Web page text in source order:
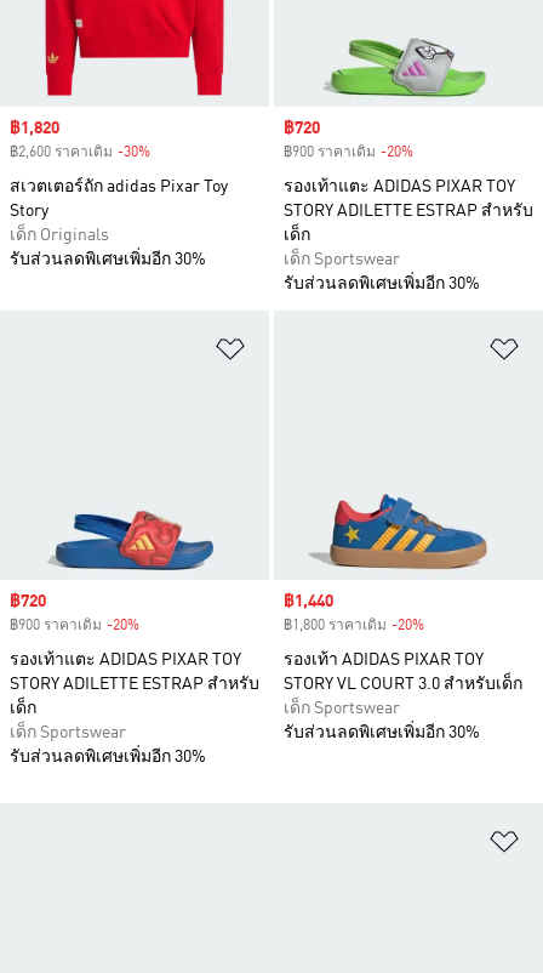
Sale price
฿1,820
฿2,600 ราคาเดิม -30%
สเวตเตอร์ถัก adidas Pixar Toy
Story
เด็ก Originals
รับส่วนลดพิเศษเพิ่มอีก 30%
Sale price
฿720
฿900 ราคาเดิม -20%
รองเท้าแตะ ADIDAS PIXAR TOY
STORY ADILETTE ESTRAP สำหรับ
เด็ก
เด็ก Sportswear
รับส่วนลดพิเศษเพิ่มอีก 30%
Sale price
฿720
฿900 ราคาเดิม -20%
รองเท้าแตะ ADIDAS PIXAR TOY
STORY ADILETTE ESTRAP สำหรับ
เด็ก
เด็ก Sportswear
รับส่วนลดพิเศษเพิ่มอีก 30%
Sale price
฿1,440
฿1,800 ราคาเดิม -20%
รองเท้า ADIDAS PIXAR TOY
STORY VL COURT 3.0 สำหรับเด็ก
เด็ก Sportswear
รับส่วนลดพิเศษเพิ่มอีก 30%